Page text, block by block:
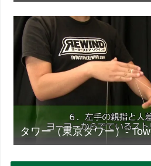
タワー（東京タワー）-